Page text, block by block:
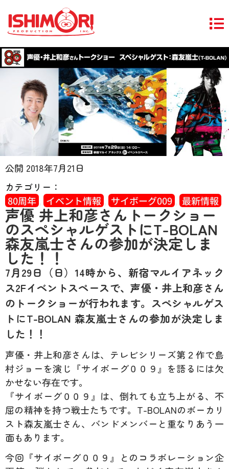
公開 2018年7月21日
カテゴリー：
80周年
イベント情報 サイボーグ009 最新情報
声優 井上和彦さんトークショー
のスペシャルゲストにT-BOLAN
森友嵐士さんの参加が決定しま
した！！
7月29日（日）14時から、新宿マルイアネック
ス2Fイベントスペースで、声優・井上和彦さん
のトークショーが行われます。スペシャルゲス
トにT-BOLAN 森友嵐士さんの参加が決定しま
した！！
声優・井上和彦さんは、テレビシリーズ第２作で島
村ジョーを演じ『サイボーグ００９』を語るには欠
かせない存在です。
『サイボーグ００９』は、倒れても立ち上がる、不
屈の精神を持つ戦士たちです。T-BOLANのボーカリ
スト森友嵐士さん、バンドメンバーと重なりあう一
面もあります。
今回『サイボーグ００９』とのコラボレーション企